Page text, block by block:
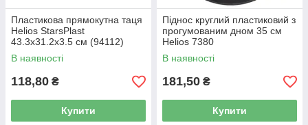
Пластикова прямокутна таця
Helios StarsPlast
43.3х31.2х3.5 см (94112)
В наявності
118,80 ₴
Купити
Піднос круглий пластиковий з
прогумованим дном 35 см
Helios 7380
В наявності
181,50 ₴
Купити